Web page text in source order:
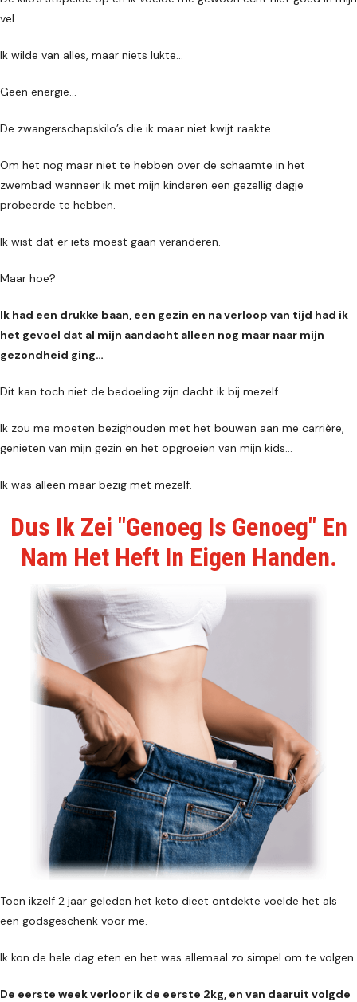
vel…
Ik wilde van alles, maar niets lukte…
Geen energie…
De zwangerschapskilo’s die ik maar niet kwijt raakte…
Om het nog maar niet te hebben over de schaamte in het
zwembad wanneer ik met mijn kinderen een gezellig dagje
probeerde te hebben.
Ik wist dat er iets moest gaan veranderen.
Maar hoe?
Ik had een drukke baan, een gezin en na verloop van tijd had ik
het gevoel dat al mijn aandacht alleen nog maar naar mijn
gezondheid ging…
Dit kan toch niet de bedoeling zijn dacht ik bij mezelf...
Ik zou me moeten bezighouden met het bouwen aan me carrière,
genieten van mijn gezin en het opgroeien van mijn kids...
Ik was alleen maar bezig met mezelf.
Dus Ik Zei "Genoeg Is Genoeg" En
Nam Het Heft In Eigen Handen.
Toen ikzelf 2 jaar geleden het keto dieet ontdekte voelde het als
een godsgeschenk voor me.
Ik kon de hele dag eten en het was allemaal zo simpel om te volgen.
De eerste week verloor ik de eerste 2kg, en van daaruit volgde